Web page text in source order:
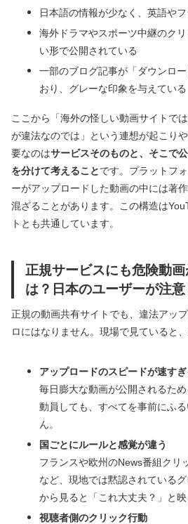
日本語の情報が少なく、英語や
海外ドラマやスポーツ中継のク
い形で公開されている
一部のブログ記事が「ダウンロ
おり、グレーな印象を与えている
ここから「海外の怪しい動画サイトで
が違法なのでは」という連想が起こり
要なのはサービスそのものと、そこで
を分けて考えることです。プラットフ
ーがアップロードした動画の中には著
混ざることがあります。この構造は
トとも共通しています。
正規サービスにも危険動
は？日本のユーザーが注意
正規の動画共有サイトでも、違法アッ
ロにはなりません。現場で見ていると
アップロードのスピードが速すぎ
毎日膨大な動画が公開されるた
動員しても、すべてを事前にふ
ん。
国ごとにルールと感覚が違う
フランスや欧州のNews番組クリ
など、現地では黙認されている
から見ると「これ大丈夫？」と映
視聴者側のクリック行動